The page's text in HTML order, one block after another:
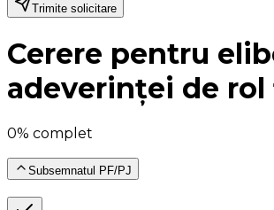
Trimite solicitare
Cerere pentru
adeverinței de rol
0% complet
Subsemnatul PF/PJ